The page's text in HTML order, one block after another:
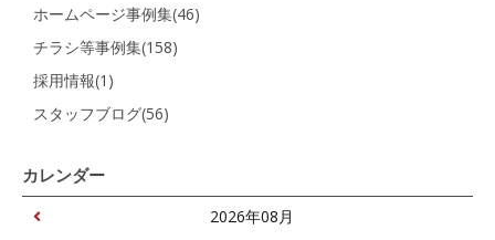
ホームページ事例集(46)
チラシ等事例集(158)
採用情報(1)
スタッフブログ(56)
カレンダー
2026年08月